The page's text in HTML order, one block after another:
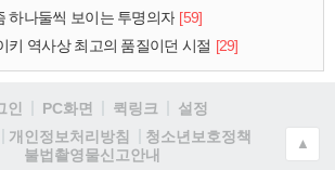
하나둘씩 보이는 투명의자 [59]
키 역사상 최고의 품질이던 시절 [29]
인 PC화면 퀵링크
설정
개인정보처리방침
청소년보호정책
불법촬영물신고안내
▲